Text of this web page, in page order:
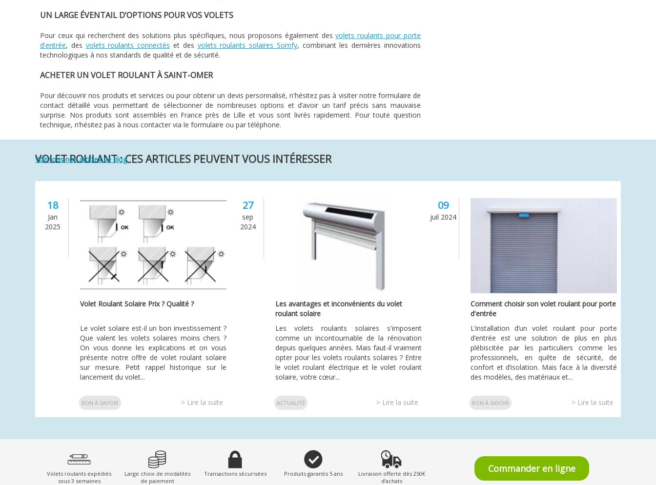
UN LARGE ÉVENTAIL D’OPTIONS POUR VOS VOLETS
Pour ceux qui recherchent des solutions plus spécifiques, nous proposons également desvolets roulants pour porte
d'entrée, des volets roulants connectés et des volets roulants solaires Somfy, combinant les dernières innovations
technologiques à nos standards de qualité et de sécurité.
ACHETER UN VOLET ROULANT À SAINT-OMER
Pour découvrir nos produits et services ou pour obtenir un devis personnalisé, n'hésitez pas à visiter notre formulaire de
contact détaillé vous permettant de sélectionner de nombreuses options et d’avoir un tarif précis sans mauvaise
surprise. Nos produits sont assemblés en France près de Lille et vous sont livrés rapidement. Pour toute question
technique, n’hésitez pas à nous contacter via le formulaire ou par téléphone.
VOLET ROULANT : CES ARTICLES PEUVENT VOUS INTÉRESSER
Voir tous nos articles de blog
18
Jan
2025
Volet Roulant Solaire Prix ? Qualité ?
Le volet solaire est-il un bon investissement ?
Que valent les volets solaires moins chers ?
On vous donne les explications et on vous
présente notre offre de volet roulant solaire
sur mesure. Petit rappel historique sur le
lancement du volet...
BON À SAVOIR > Lire la suite
27
sep
2024
Les avantages et inconvénients du volet
roulant solaire
Les volets roulants solaires s'imposent
comme un incontournable de la rénovation
depuis quelques années. Mais faut-il vraiment
opter pour les volets roulants solaires ? Entre
le volet roulant électrique et le volet roulant
solaire, votre cœur...
ACTUALITÉ > Lire la suite
09
juil 2024
Comment choisir son volet roulant pour porte
d'entrée
L’installation d’un volet roulant pour porte
d’entrée est une solution de plus en plus
plébiscitée par les particuliers comme les
professionnels, en quête de sécurité, de
confort et d’isolation. Mais face à la diversité
des modèles, des matériaux et...
BON À SAVOIR > Lire la suite
Volets roulants expédiés
sous 3 semaines
Large choix de modalités
de paiement
Transactions sécurisées Produits garantis 5 ans
Livraison offerte dès 250€
d’achats
Commander en ligne